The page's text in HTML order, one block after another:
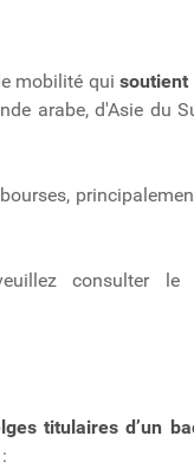
mobilité quisoutient
arabe, d'Asie du
consulter
titulaires d’un